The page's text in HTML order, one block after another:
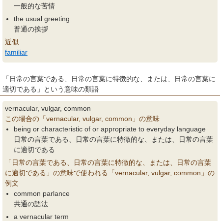
一般的な苦情
the usual greeting
普通の挨拶
近似
familiar
「日常の言葉である、日常の言葉に特徴的な、または、日常の言葉に
適切である」という意味の類語
vernacular, vulgar, common
この場合の「vernacular, vulgar, common」の意味
being or characteristic of or appropriate to everyday language
日常の言葉である、日常の言葉に特徴的な、または、日常の言葉
に適切である
「日常の言葉である、日常の言葉に特徴的な、または、日常の言葉
に適切である」の意味で使われる「vernacular, vulgar, common」の
例文
common parlance
共通の語法
a vernacular term